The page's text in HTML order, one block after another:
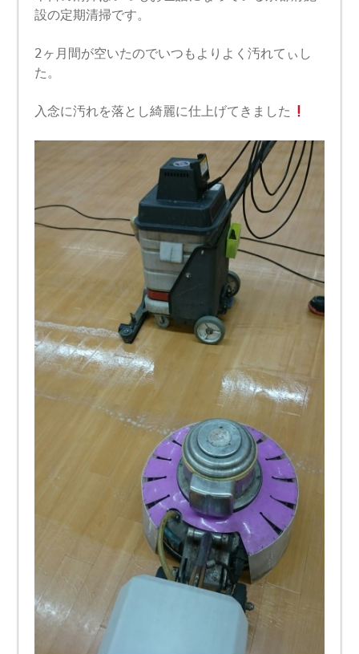
設の定期清掃です。
2ヶ月間が空いたのでいつもよりよく汚れてぃし
た。
入念に汚れを落とし綺麗に仕上げてきました